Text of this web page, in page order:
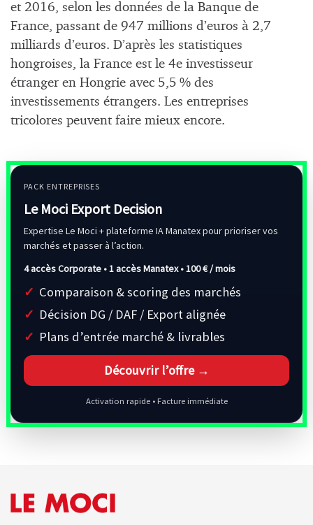
et 2016, selon les données de la Banque de
France, passant de 947 millions d’euros à 2,7
milliards d’euros. D’après les statistiques
hongroises, la France est le 4e investisseur
étranger en Hongrie avec 5,5 % des
investissements étrangers. Les entreprises
tricolores peuvent faire mieux encore.
PACK ENTREPRISES
Le Moci Export Decision
Expertise Le Moci + plateforme IA Manatex pour prioriser vos
marchés et passer à l’action.
4 accès Corporate • 1 accès Manatex •100 € / mois
Comparaison & scoring des marchés
Décision DG / DAF / Export alignée
Plans d’entrée marché & livrables
Découvrir l’offre →
Activation rapide • Facture immédiate